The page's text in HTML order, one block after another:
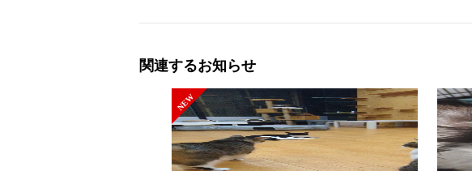
関連するお知らせ
NEW